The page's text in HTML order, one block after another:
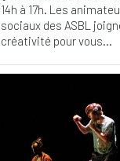
14h à 17h. Les
sociaux des ASBL
créativité pour vous...